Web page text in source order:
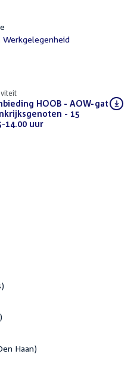
Werkgelegenheid
HOOB - AOW-gat
- 15
14.00 uur(PDF)
Haan)